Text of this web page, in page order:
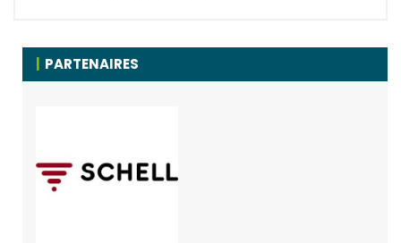
PARTENAIRES